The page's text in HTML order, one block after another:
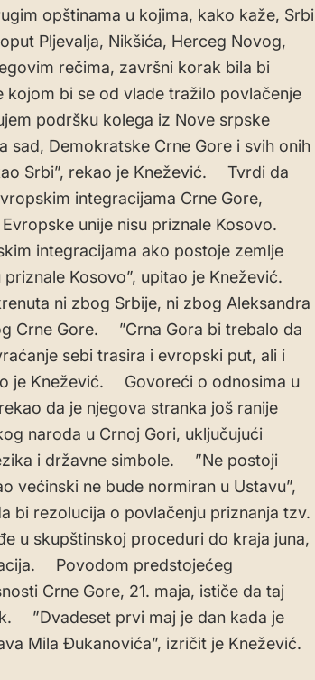
opštinama u kojima, kako kaže, Srbi
Pljevalja, Nikšića, Herceg Novog,
rečima, završni korak bila bi
kojom bi se od vlade tražilo povlačenje
podršku kolega iz Nove srpske
sad, Demokratske Crne Gore i svih onih
Srbi”, rekao je Knežević. Tvrdi da
integracijama Crne Gore,
unije nisu priznale Kosovo.
integracijama ako postoje zemlje
priznale Kosovo”, upitao je Knežević.
ni zbog Srbije, ni zbog Aleksandra
Crne Gore. ”Crna Gora bi trebalo da
sebi trasira i evropski put, ali i
je Knežević. Govoreći o odnosima u
da je njegova stranka još ranije
naroda u Crnoj Gori, uključujući
i državne simbole. ”Ne postoji
većinski ne bude normiran u Ustavu”,
bi rezolucija o povlačenju priznanja tzv.
u skupštinskoj proceduri do kraja juna,
Povodom predstojećeg
Crne Gore, 21. maja, ističe da taj
”Dvadeset prvi maj je dan kada je
Mila Đukanovića”, izričit je Knežević.